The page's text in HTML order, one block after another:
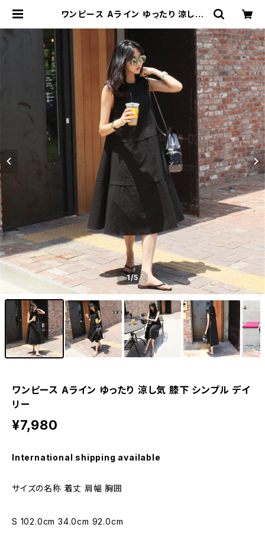
ワンピース Aライン ゆったり 涼し気
本未入荷勢揃い！全品送料無料です♪
1/5
ワンピース Aライン ゆったり 涼し気 膝下 シンプル デイ
リー
¥7,980
International shipping available
サイズの名称 着丈 肩幅 胸囲
S 102.0cm 34.0cm 92.0cm